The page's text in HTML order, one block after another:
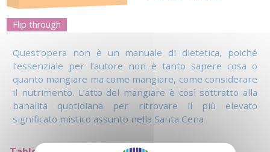
Flip through
Quest’opera non è un manuale di dietetica, poiché
l’essenziale per l’autore non è tanto sapere cosa o
quanto mangiare ma come mangiare, come considerare
il nutrimento. L’atto del mangiare è così sottratto alla
banalità quotidiana per ritrovare il più elevato
significato mistico assunto nella Santa Cena